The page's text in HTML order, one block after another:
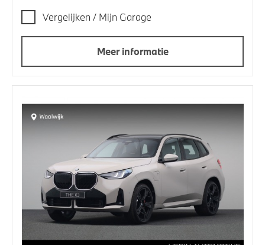
Vergelijken / Mijn Garage
Meer informatie